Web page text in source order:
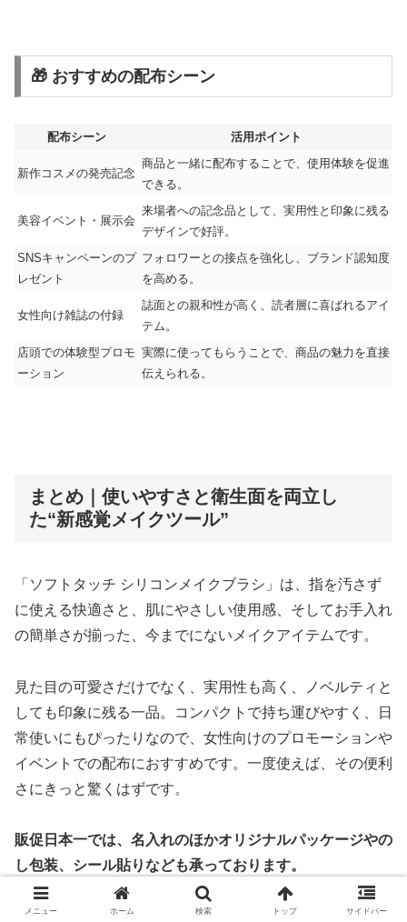
🎁 おすすめの配布シーン
配布シーン 活用ポイント
新作コスメの発売記念
商品と一緒に配布することで、使用体験を促進
できる。
美容イベント・展示会
来場者への記念品として、実用性と印象に残る
デザインで好評。
SNSキャンペーンのプ
レゼント
フォロワーとの接点を強化し、ブランド認知度
を高める。
女性向け雑誌の付録
誌面との親和性が高く、読者層に喜ばれるアイ
テム。
店頭での体験型プロモ
ーション
実際に使ってもらうことで、商品の魅力を直接
伝えられる。
まとめ｜使いやすさと衛生面を両立し
た“新感覚メイクツール”
「ソフトタッチ シリコンメイクブラシ」は、指を汚さず
に使える快適さと、肌にやさしい使用感、そしてお手入れ
の簡単さが揃った、今までにないメイクアイテムです。
見た目の可愛さだけでなく、実用性も高く、ノベルティと
しても印象に残る一品。コンパクトで持ち運びやすく、日
常使いにもぴったりなので、女性向けのプロモーションや
イベントでの配布におすすめです。一度使えば、その便利
さにきっと驚くはずです。
販促日本一では、名入れのほかオリジナルパッケージやの
し包装、シール貼りなども承っております。
予算や納期など、様々なご要望にお応えし柔軟にご提案が
可能です。
メニュー ホーム 検索 トップ サイドバー